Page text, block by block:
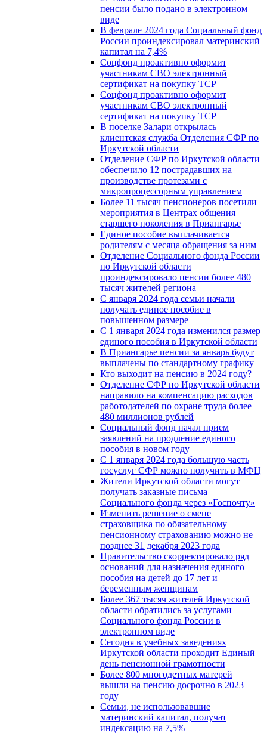
пенсии было подано в электронном
виде
В феврале 2024 года Социальный фонд
России проиндексировал материнский
капитал на 7,4%
Соцфонд проактивно оформит
участникам СВО электронный
сертификат на покупку ТСР
Соцфонд проактивно оформит
участникам СВО электронный
сертификат на покупку ТСР
В поселке Залари открылась
клиентская служба Отделения СФР по
Иркутской области
Отделение СФР по Иркутской области
обеспечило 12 пострадавших на
производстве протезами с
микропроцессорным управлением
Более 11 тысяч пенсионеров посетили
мероприятия в Центрах общения
старшего поколения в Приангарье
Единое пособие выплачивается
родителям с месяца обращения за ним
Отделение Социального фонда России
по Иркутской области
проиндексировало пенсии более 480
тысяч жителей региона
С января 2024 года семьи начали
получать единое пособие в
повышенном размере
С 1 января 2024 года изменился размер
единого пособия в Иркутской области
В Приангарье пенсии за январь будут
выплачены по стандартному графику
Кто выходит на пенсию в 2024 году?
Отделение СФР по Иркутской области
направило на компенсацию расходов
работодателей по охране труда более
480 миллионов рублей
Социальный фонд начал прием
заявлений на продление единого
пособия в новом году
С 1 января 2024 года большую часть
госуслуг СФР можно получить в МФЦ
Жители Иркутской области могут
получать заказные письма
Социального фонда через «Госпочту»
Изменить решение о смене
страховщика по обязательному
пенсионному страхованию можно не
позднее 31 декабря 2023 года
Правительство скорректировало ряд
оснований для назначения единого
пособия на детей до 17 лет и
беременным женщинам
Более 367 тысяч жителей Иркутской
области обратились за услугами
Социального фонда России в
электронном виде
Сегодня в учебных заведениях
Иркутской области проходит Единый
день пенсионной грамотности
Более 800 многодетных матерей
вышли на пенсию досрочно в 2023
году
Семьи, не использовавшие
материнский капитал, получат
индексацию на 7,5%